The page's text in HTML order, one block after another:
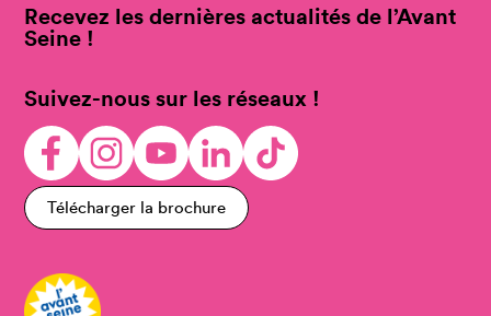
Recevez les dernières actualités de l’Avant
Seine !
Suivez-nous sur les réseaux !
Télécharger la brochure